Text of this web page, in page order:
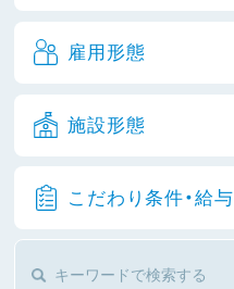
雇用形態
施設形態
こだわり条件・給与